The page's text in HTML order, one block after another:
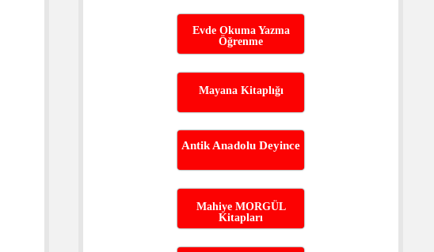
Evde Okuma Yazma
Öğrenme
Mayana Kitaplığı
Antik Anadolu Deyince
Mahiye MORGÜL
Kitapları